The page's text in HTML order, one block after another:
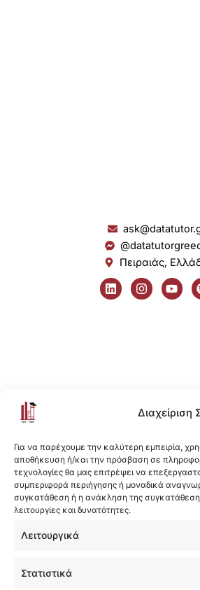
Για να παρέχουμε την καλύτερη εμπειρία,
αποθήκευση ή/και την πρόσβαση σε
τεχνολογίες θα μας επιτρέψει να
συμπεριφορά περιήγησης ή μοναδικά
συγκατάθεση ή η ανάκληση της
λειτουργίες και δυνατότητες.
Λειτουργικά
Στατιστικά
Πειραιάς,
L
i
n
I
n
s
Y
o
u